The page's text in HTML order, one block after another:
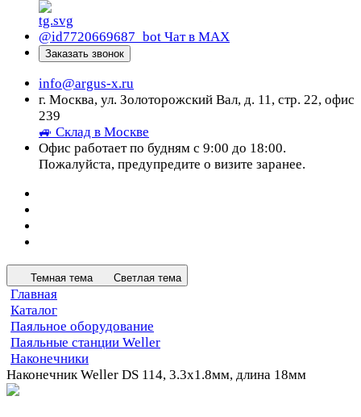
@id7720669687_bot Чат в МАХ
Заказать звонок
info@argus-x.ru
г. Москва, ул. Золоторожский Вал, д. 11, стр. 22, офис
239
🚙 Склад в Москве
Офис работает по будням с 9:00 до 18:00.
Пожалуйста, предупредите о визите заранее.
Темная тема Светлая тема
Главная
Каталог
Паяльное оборудование
Паяльные станции Weller
Наконечники
Наконечник Weller DS 114, 3.3х1.8мм, длина 18мм